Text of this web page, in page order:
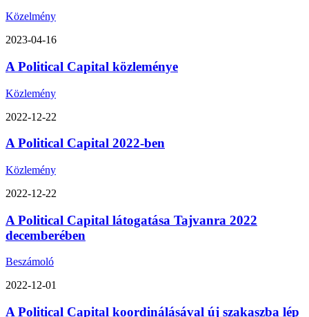
Közelmény
2023-04-16
A Political Capital közleménye
Közlemény
2022-12-22
A Political Capital 2022-ben
Közlemény
2022-12-22
A Political Capital látogatása Tajvanra 2022
decemberében
Beszámoló
2022-12-01
A Political Capital koordinálásával új szakaszba lép